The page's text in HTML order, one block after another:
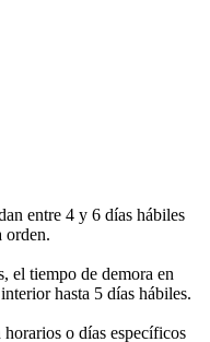
entre 4 y 6 días hábiles
orden.
el tiempo de demora en
hasta 5 días hábiles.
o días específicos